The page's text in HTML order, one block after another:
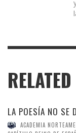
LA POESÍA NO SE
ACADEMIA